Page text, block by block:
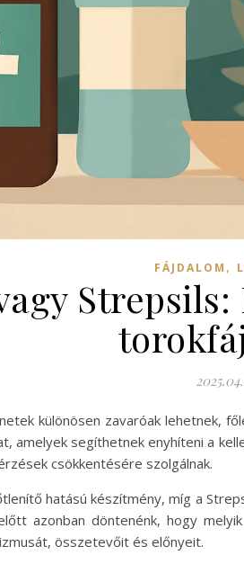
FÁJDALOM ,
különösen zavaróak lehetnek,
amelyek segíthetnek enyhíteni a
csökkentésére szolgálnak.
hatású készítmény, míg a
azonban döntenénk, hogy
összetevőit és előnyeit.